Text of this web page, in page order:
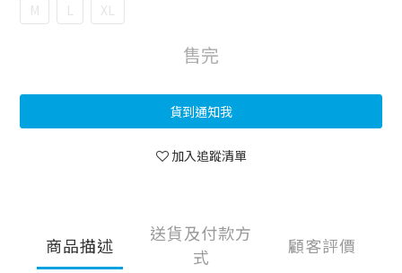
M L XL
售完
貨到通知我
加入追蹤清單
商品描述
送貨及付款方
式
顧客評價